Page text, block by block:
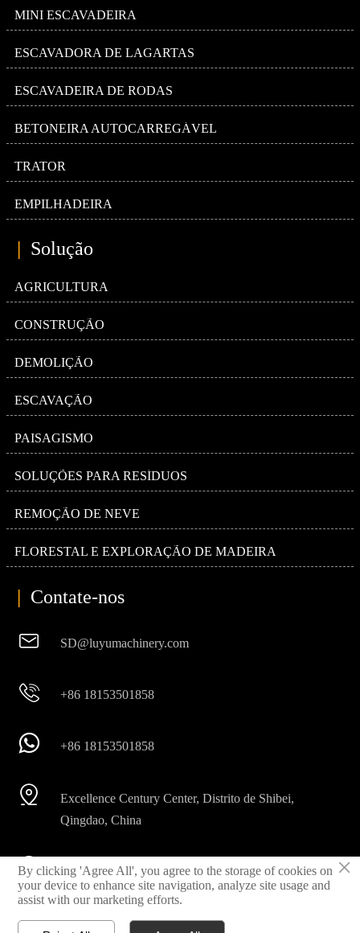
MINI ESCAVADEIRA
ESCAVADORA DE LAGARTAS
ESCAVADEIRA DE RODAS
BETONEIRA AUTOCARREGÁVEL
TRATOR
EMPILHADEIRA
Solução
AGRICULTURA
CONSTRUÇÃO
DEMOLIÇÃO
ESCAVAÇÃO
PAISAGISMO
SOLUÇÕES PARA RESÍDUOS
REMOÇÃO DE NEVE
FLORESTAL E EXPLORAÇÃO DE MADEIRA
| Contate-nos
 SD@luyumachinery.com
 +86 18153501858
 +86 18153501858

Excellence Century Center, Distrito de Shibei,
Qingdao, China

Parque industrial de Shahe, Cidade de Laizhou,
Província de Shandong, China
×
By clicking 'Agree All', you agree to the storage of cookies on
your device to enhance site navigation, analyze site usage and
assist with our marketing efforts.